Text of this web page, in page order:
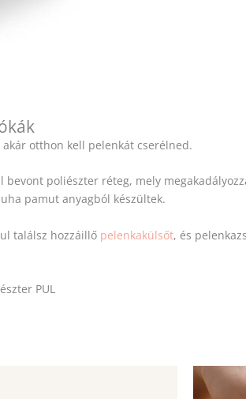
otthon kell pelenkát cserélned.
bevont poliészter réteg, mely
pamut anyagból készültek.
találsz hozzáillő pelenkakülsőt, és
PUL